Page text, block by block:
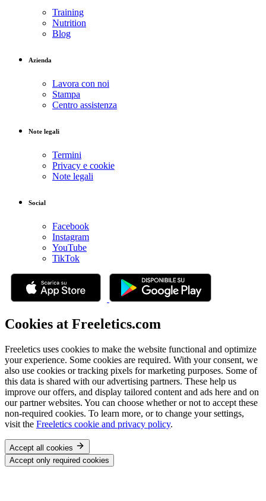
Training
Nutrition
Blog
Azienda
Lavora con noi
Stampa
Centro assistenza
Note legali
Termini
Privacy e cookie
Note legali
Social
Facebook
Instagram
YouTube
TikTok
Cookies at Freeletics.com
Freeletics uses cookies to make the website functional and optimize
your experience. Some cookies are required. With your consent, we
also use cookies or tracking pixels for marketing purposes. Some of
this data is shared with our advertising partners. These help us
improve our offers, and display tailored content and ads here and on
our partner websites. You can choose whether or not to accept these
non-required cookies. To learn more, or to change your settings,
visit the Freeletics cookie and privacy policy.
Accept all cookies
Accept only required cookies